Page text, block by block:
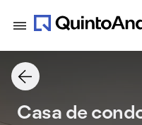
Casa de